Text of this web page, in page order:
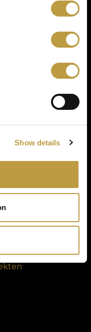
Show details
Tour" d'une
Rosport-
Musée
Villa